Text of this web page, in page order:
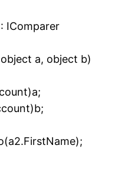
IComparer
a, object b)